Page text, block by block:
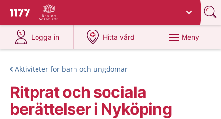
Till startsidan för 1177
Du har valt region
Logga in
på 1177.se
Hitta vård
på 1177.se
Meny
Aktiviteter för barn och ungdomar
Ritprat och sociala
berättelser i Nyköping